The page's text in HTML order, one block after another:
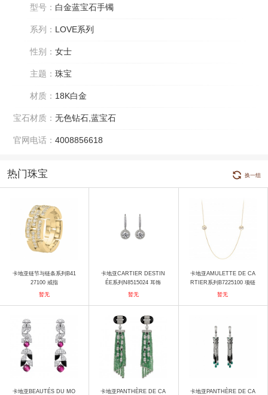
型号： 白金蓝宝石手镯
系列： LOVE系列
性别： 女士
主题： 珠宝
材质： 18K白金
宝石材质： 无色钻石,蓝宝石
官网电话： 4008856618
热门珠宝 换一组
卡地亚链节与链条系列B41
27100 戒指
暂无
卡地亚CARTIER DESTIN
ÉE系列N8515024 耳饰
暂无
卡地亚AMULETTE DE CA
RTIER系列B7225100 项链
暂无
卡地亚BEAUTÉS DU MO 卡地亚PANTHÈRE DE CA 卡地亚PANTHÈRE DE CA